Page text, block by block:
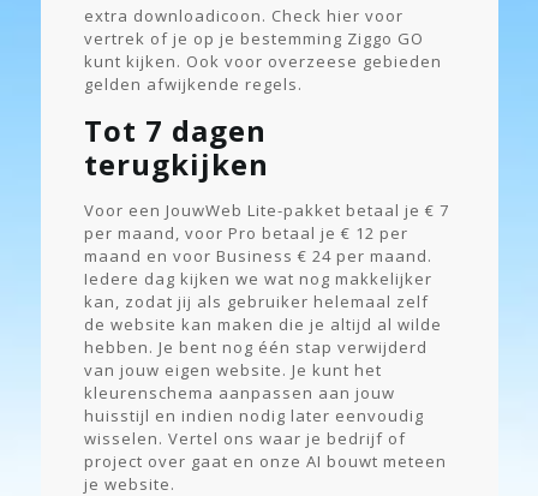
extra downloadicoon. Check hier voor
vertrek of je op je bestemming Ziggo GO
kunt kijken. Ook voor overzeese gebieden
gelden afwijkende regels.
Tot 7 dagen
terugkijken
Voor een JouwWeb Lite-pakket betaal je € 7
per maand, voor Pro betaal je € 12 per
maand en voor Business € 24 per maand.
Iedere dag kijken we wat nog makkelijker
kan, zodat jij als gebruiker helemaal zelf
de website kan maken die je altijd al wilde
hebben. Je bent nog één stap verwijderd
van jouw eigen website. Je kunt het
kleurenschema aanpassen aan jouw
huisstijl en indien nodig later eenvoudig
wisselen. Vertel ons waar je bedrijf of
project over gaat en onze AI bouwt meteen
je website.